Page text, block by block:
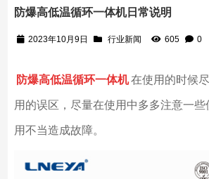
防爆高低温循环一体机日常说明
2023年10月9日 行业新闻 605 0
防爆高低温循环一体机在使用的时候
用的误区，尽量在使用中多多注意一
用不当造成故障。